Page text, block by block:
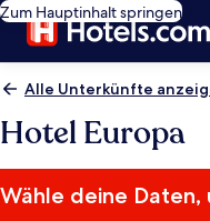
Zum Hauptinhalt springen
Alle Unterkünfte
Hotel Europa
Wähle deine Daten,